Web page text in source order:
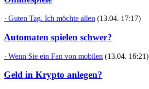
· Guten Tag. Ich möchte allen (13.04. 17:17)
Automaten spielen schwer?
· Wenn Sie ein Fan von mobilen (13.04. 16:21)
Geld in Krypto anlegen?